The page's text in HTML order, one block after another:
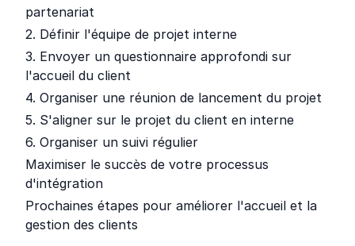
partenariat
2. Définir l'équipe de projet interne
3. Envoyer un questionnaire approfondi sur
l'accueil du client
4. Organiser une réunion de lancement du projet
5. S'aligner sur le projet du client en interne
6. Organiser un suivi régulier
Maximiser le succès de votre processus
d'intégration
Prochaines étapes pour améliorer l'accueil et la
gestion des clients